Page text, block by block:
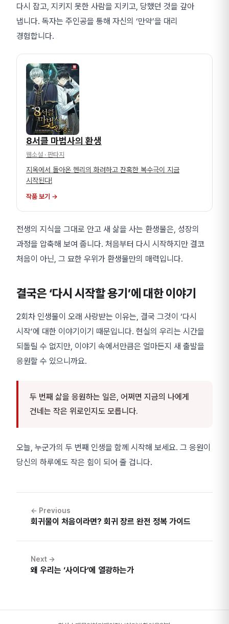
다시 잡고, 지키지 못한 사람을 지키고, 당했던 것을 갚아
냅니다. 독자는 주인공을 통해 자신의 ‘만약’을 대리
경험합니다.
8서클 마법사의 환생
웹소설 · 판타지
지옥에서 돌아온 헨리의 화려하고 잔혹한 복수극이 지금
시작된다!
작품 보기 →
전생의 지식을 그대로 안고 새 삶을 사는 환생물은, 성장의
과정을 압축해 보여 줍니다. 처음부터 다시 시작하지만 결코
처음이 아닌, 그 묘한 우위가 환생물만의 매력입니다.
결국은 ‘다시 시작할 용기’에 대한 이야기
2회차 인생물이 오래 사랑받는 이유는, 결국 그것이 ‘다시
시작’에 대한 이야기이기 때문입니다. 현실의 우리는 시간을
되돌릴 수 없지만, 이야기 속에서만큼은 얼마든지 새 출발을
응원할 수 있으니까요.
두 번째 삶을 응원하는 일은, 어쩌면 지금의 나에게
건네는 작은 위로인지도 모릅니다.
오늘, 누군가의 두 번째 인생을 함께 시작해 보세요. 그 응원이
당신의 하루에도 작은 힘이 되어 줄 겁니다.
← Previous
회귀물이 처음이라면? 회귀 장르 완전 정복 가이드
Next →
왜 우리는 ‘사이다’에 열광하는가